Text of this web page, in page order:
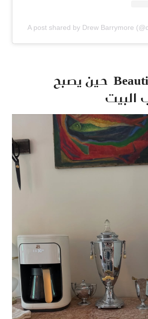
A post shared by Drew Barrymore
Beautiful by Drew حين يصبح
البيت